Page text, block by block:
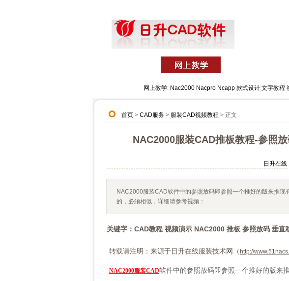
网上教学: Nac2000 Nacpro Ncapp 款式设计 文字教程
首页 > CAD服务 > 服装CAD视频教程 > 正文
NAC2000服装CAD推板教程-参照放
日升在线
NAC2000服装CAD软件中的参照放码即参照一个推好的版来推
的，必须相似，详细请参考视频：
关键字：CAD教程 视频演示 NAC2000 推板 参照放码 垂直
转载请注明：来源于日升在线服装技术网（ http://
NAC2000服装CAD软件中的参照放码即参照一个推好的版来